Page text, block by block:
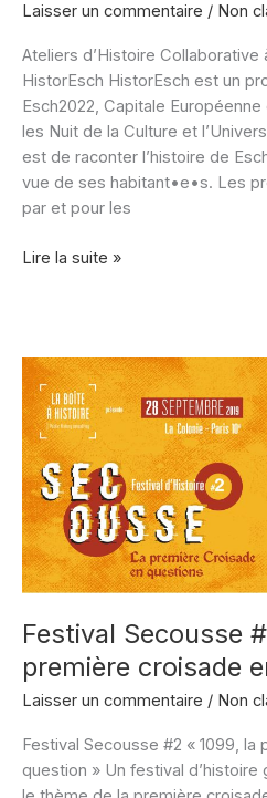
Laisser un commentaire / Non
Ateliers d’Histoire
HistorEsch HistorEsch est un
Esch2022, Capitale
les Nuit de la Culture et
est de raconter l’histoire de
vue de ses habitant•e•s. Les
par et pour les
Ateliers
Esch-
sur-
Alzette
Lire la suite »
Festival Secousse
première croisade
Laisser un commentaire / Non
Festival Secousse #2 « 1099, la
question » Un festival